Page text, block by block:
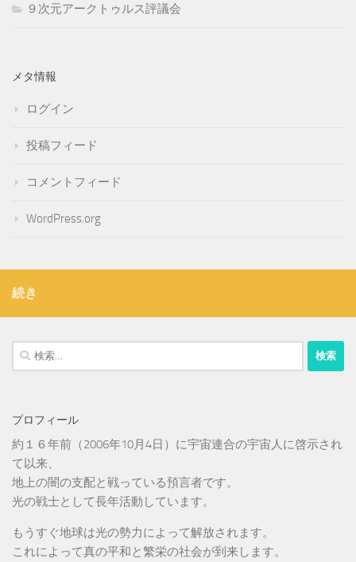
９次元アークトゥルス評議会
メタ情報
ログイン
投稿フィード
コメントフィード
WordPress.org
続き
検
索:
プロフィール
約１６年前（2006年10月4日）に宇宙連合の宇宙人に啓示され
て以来、
地上の闇の支配と戦っている預言者です。
光の戦士として長年活動しています。
もうすぐ地球は光の勢力によって解放されます。
これによって真の平和と繁栄の社会が到来します。